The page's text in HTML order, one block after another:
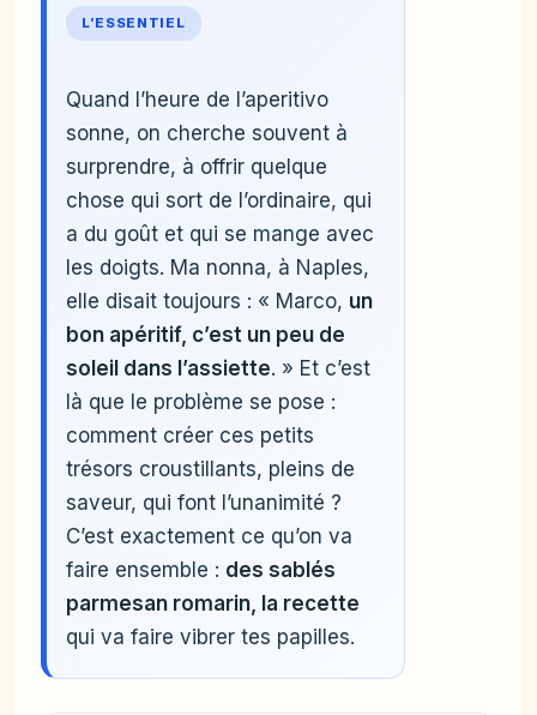
L’ESSENTIEL
Quand l’heure de l’aperitivo
sonne, on cherche souvent à
surprendre, à offrir quelque
chose qui sort de l’ordinaire, qui
a du goût et qui se mange avec
les doigts. Ma nonna, à Naples,
elle disait toujours : « Marco, un
bon apéritif, c’est un peu de
soleil dans l’assiette. » Et c’est
là que le problème se pose :
comment créer ces petits
trésors croustillants, pleins de
saveur, qui font l’unanimité ?
C’est exactement ce qu’on va
faire ensemble : des sablés
parmesan romarin, la recette
qui va faire vibrer tes papilles.